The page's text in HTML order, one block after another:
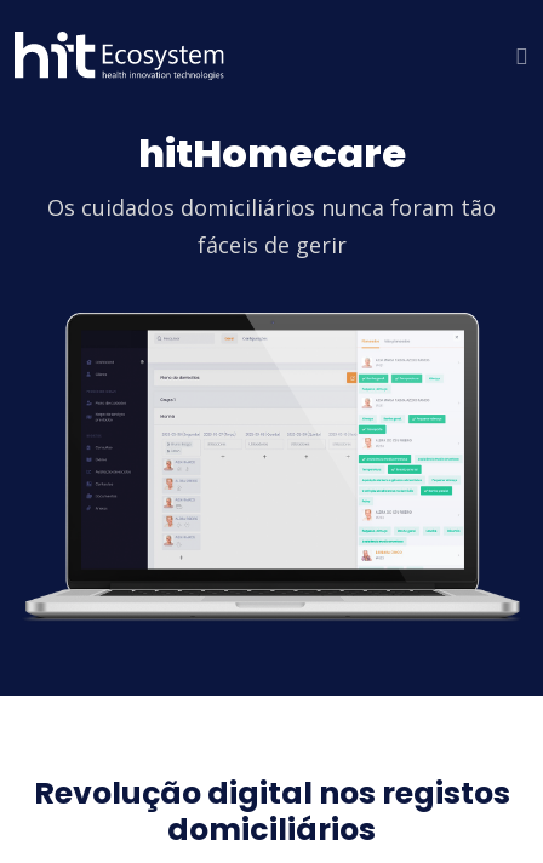
hitHomecare
Os cuidados domiciliários nunca foram tão
fáceis de gerir
Revolução digital nos registos
domiciliários